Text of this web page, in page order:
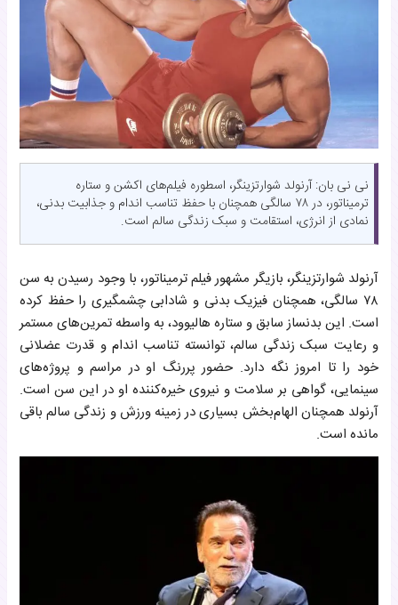
نی نی بان: آرنولد شوارتزینگر، اسطوره فیلم‌های اکشن و ستاره
ترمیناتور، در ۷۸ سالگی همچنان با حفظ تناسب اندام و جذابیت بدنی،
نمادی از انرژی، استقامت و سبک زندگی سالم است.
آرنولد شوارتزینگر، بازیگر مشهور فیلم ترمیناتور، با وجود رسیدن به سن
۷۸ سالگی، همچنان فیزیک بدنی و شادابی چشمگیری را حفظ کرده
است. این بدنساز سابق و ستاره هالیوود، به واسطه تمرین‌های مستمر
و رعایت سبک زندگی سالم، توانسته تناسب اندام و قدرت عضلانی
خود را تا امروز نگه دارد. حضور پررنگ او در مراسم‌ و پروژه‌های
سینمایی، گواهی بر سلامت و نیروی خیره‌کننده او در این سن است.
آرنولد همچنان الهام‌بخش بسیاری در زمینه ورزش و زندگی سالم باقی
مانده است.